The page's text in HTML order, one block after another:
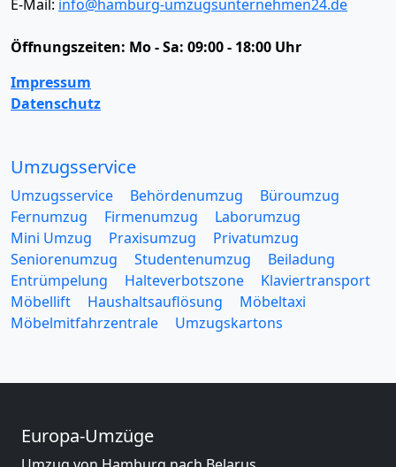
E-Mail: info@hamburg-umzugsunternehmen24.de
Öffnungszeiten: Mo - Sa: 09:00 - 18:00 Uhr
Impressum
Datenschutz
Umzugsservice
Umzugsservice Behördenumzug
Büroumzug
Fernumzug
Firmenumzug
Laborumzug
Mini Umzug
Praxisumzug
Privatumzug
Seniorenumzug
Studentenumzug
Beiladung
Entrümpelung
Halteverbotszone
Klaviertransport
Möbellift
Haushaltsauflösung
Möbeltaxi
Möbelmitfahrzentrale
Umzugskartons
Europa-Umzüge